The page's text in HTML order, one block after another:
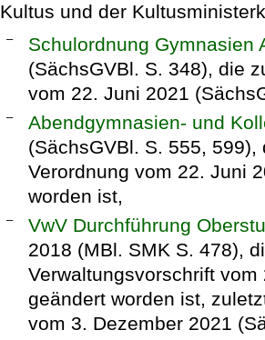
Kultus und der
–
Schulordnung Gymnasien
(SächsGVBl. S. 348), die
vom 22. Juni 2021
–
Abendgymnasien- und
(SächsGVBl. S. 555,
Verordnung vom 22. Juni
worden ist,
–
VwV Durchführung
2018 (MBl. SMK S. 478),
Verwaltungsvorschrift
geändert worden ist,
vom 3. Dezember 2021